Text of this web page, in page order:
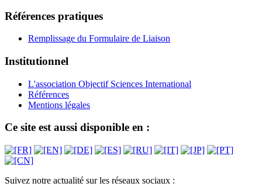
Références pratiques
Remplissage du Formulaire de Liaison
Institutionnel
L'association Objectif Sciences International
Références
Mentions légales
Ce site est aussi disponible en :
Suivez notre actualité sur les réseaux sociaux :